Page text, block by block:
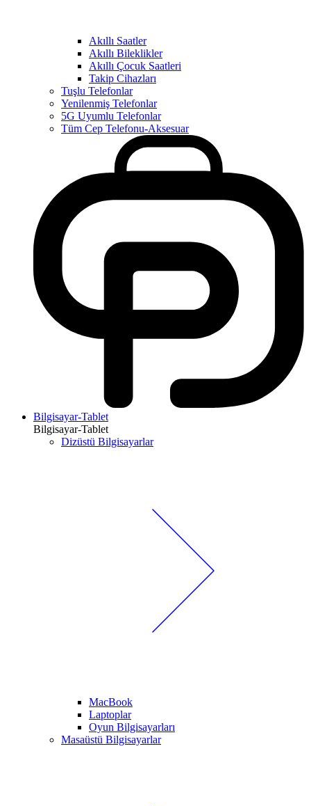
Akıllı Saatler
Akıllı Bileklikler
Akıllı Çocuk Saatleri
Takip Cihazları
Tuşlu Telefonlar
Yenilenmiş Telefonlar
5G Uyumlu Telefonlar
Tüm Cep Telefonu-Aksesuar
Bilgisayar-Tablet
Bilgisayar-Tablet
Dizüstü Bilgisayarlar
MacBook
Laptoplar
Oyun Bilgisayarları
Masaüstü Bilgisayarlar